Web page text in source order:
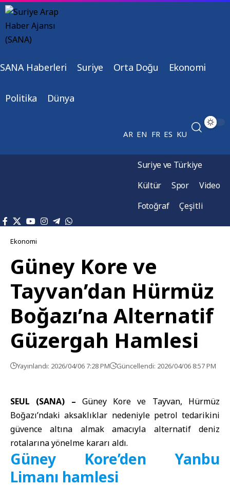
SANA Haberleri Suriye Orta Doğu Ekonomi
Politika Dünya
AR EN FR ES KU
Suriye ve Türkiye
Kültür
Spor
Video
Fotoğraf
Çeşitli
Ekonomi
Güney Kore ve
Tayvan’dan Hürmüz
Boğazı’na Alternatif
Güzergah Hamlesi
Yayınlandı: 2026/04/06 7:28 PM Güncellendi: 2026/04/06 8:57 PM
SEUL (SANA) – Güney Koreve Tayvan, Hürmüz
Boğazı’ndaki aksaklıklar nedeniyle petrol tedarikini
güvence altına almak amacıyla alternatif deniz
rotalarına yönelme kararı aldı.
Güney Kore’den Yanbu
Limanı hamlesi